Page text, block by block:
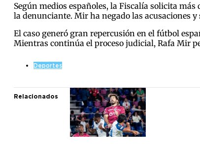
Según medios españoles, la Fiscalía solicita
la denunciante. Mir ha negado las acusaciones
El caso generó gran repercusión en el fútbol
Mientras continúa el proceso judicial, Rafa Mir
Deportes
Relacionados